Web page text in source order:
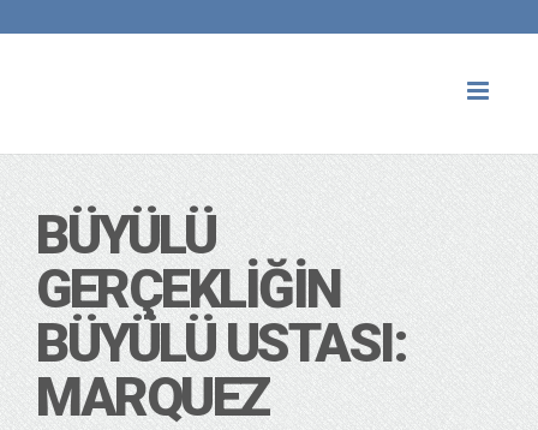
BÜYÜLÜ
GERÇEKLIĞIN
BÜYÜLÜ USTASI:
MARQUEZ